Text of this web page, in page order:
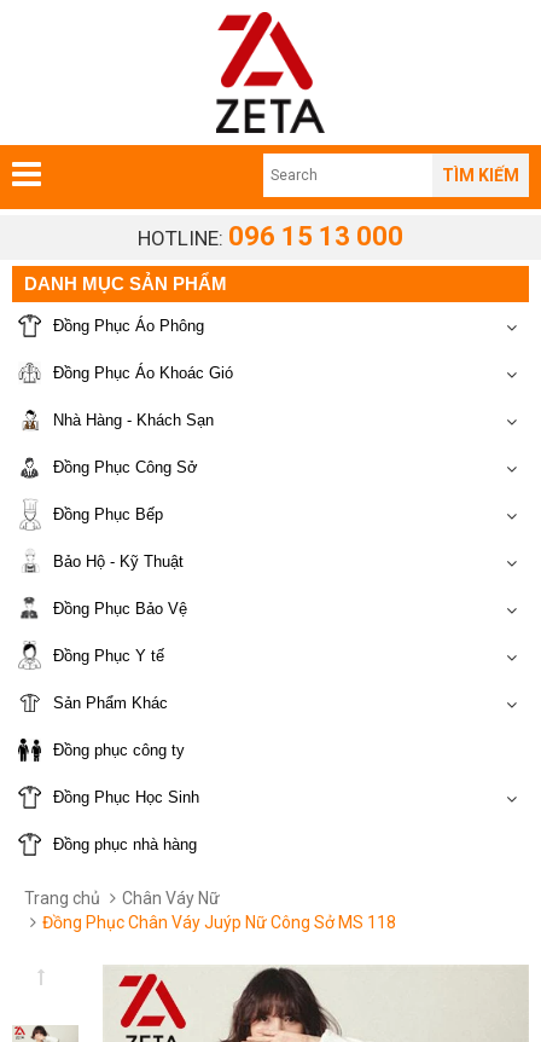
TÌM KIẾM
HOTLINE: 096 15 13 000
DANH MỤC SẢN PHẨM
Đồng Phục Áo Phông
Đồng Phục Áo Khoác Gió
Nhà Hàng - Khách Sạn
Đồng Phục Công Sở
Đồng Phục Bếp
Bảo Hộ - Kỹ Thuật
Đồng Phục Bảo Vệ
Đồng Phục Y tế
Sản Phẩm Khác
Đồng phục công ty
Đồng Phục Học Sinh
Đồng phục nhà hàng
Trang chủ
Chân Váy Nữ
Đồng Phục Chân Váy Juýp Nữ Công Sở MS 118